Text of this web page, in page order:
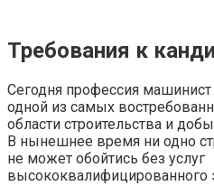
Требования к
Сегодня профессия машинист
одной из самых
области строительства и
В нынешнее время ни одно
не может обойтись без услуг
высококвалифицированного